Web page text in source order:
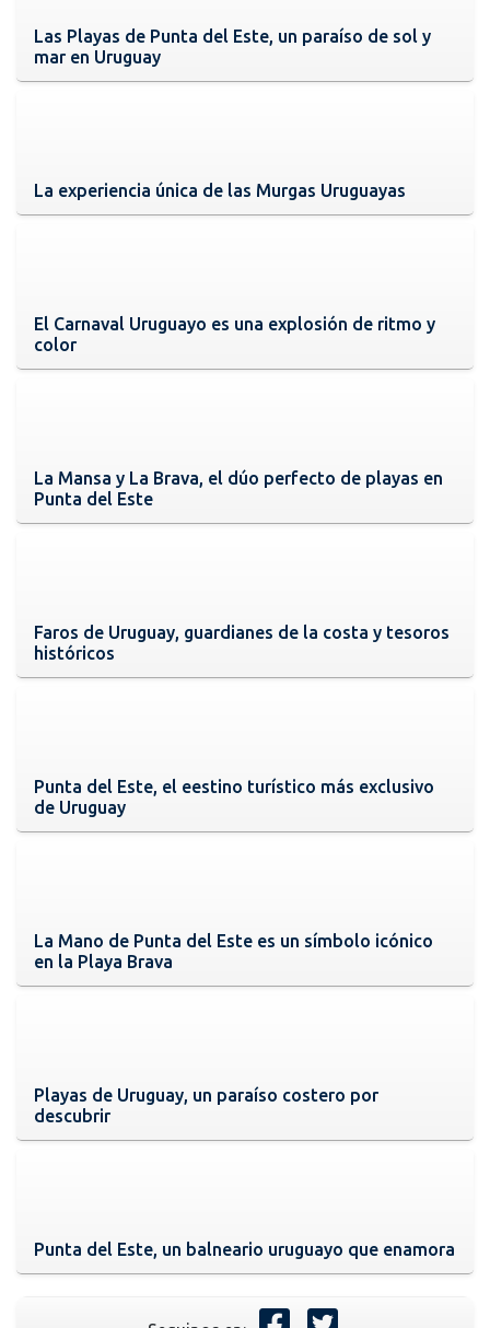
Las Playas de Punta del Este, un paraíso de sol y
mar en Uruguay
La experiencia única de las Murgas Uruguayas
El Carnaval Uruguayo es una explosión de ritmo y
color
La Mansa y La Brava, el dúo perfecto de playas en
Punta del Este
Faros de Uruguay, guardianes de la costa y tesoros
históricos
Punta del Este, el eestino turístico más exclusivo
de Uruguay
La Mano de Punta del Este es un símbolo icónico
en la Playa Brava
Playas de Uruguay, un paraíso costero por
descubrir
Punta del Este, un balneario uruguayo que enamora